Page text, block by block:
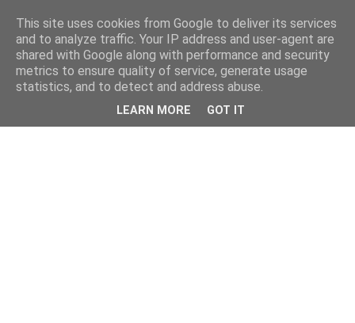
This site uses cookies from Google to deliver its services
and to analyze traffic. Your IP address and user-agent are
shared with Google along with performance and security
metrics to ensure quality of service, generate usage
statistics, and to detect and address abuse.
LEARN MORE GOT IT